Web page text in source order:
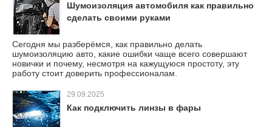
Шумоизоляция автомобиля как правильно
сделать своими руками
Сегодня мы разберёмся, как правильно делать
шумоизоляцию авто, какие ошибки чаще всего совершают
новички и почему, несмотря на кажущуюся простоту, эту
работу стоит доверить профессионалам.
29.09.2025
Как подключить линзы в фары